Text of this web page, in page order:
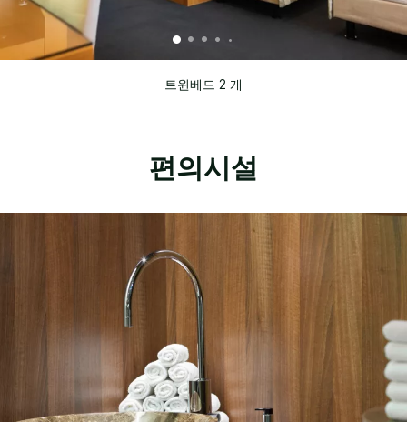
트윈베드 2 개
편의시설